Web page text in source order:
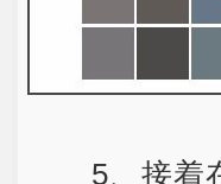
5、接着在